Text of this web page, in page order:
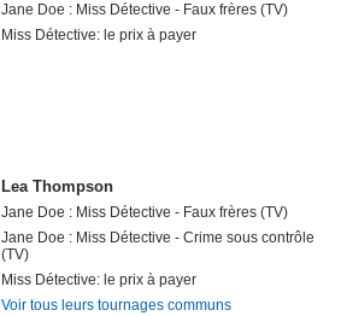
Jane Doe : Miss Détective - Faux frères (TV)
Miss Détective: le prix à payer
Lea Thompson
Jane Doe : Miss Détective - Faux frères (TV)
Jane Doe : Miss Détective - Crime sous contrôle
(TV)
Miss Détective: le prix à payer
Voir tous leurs tournages communs